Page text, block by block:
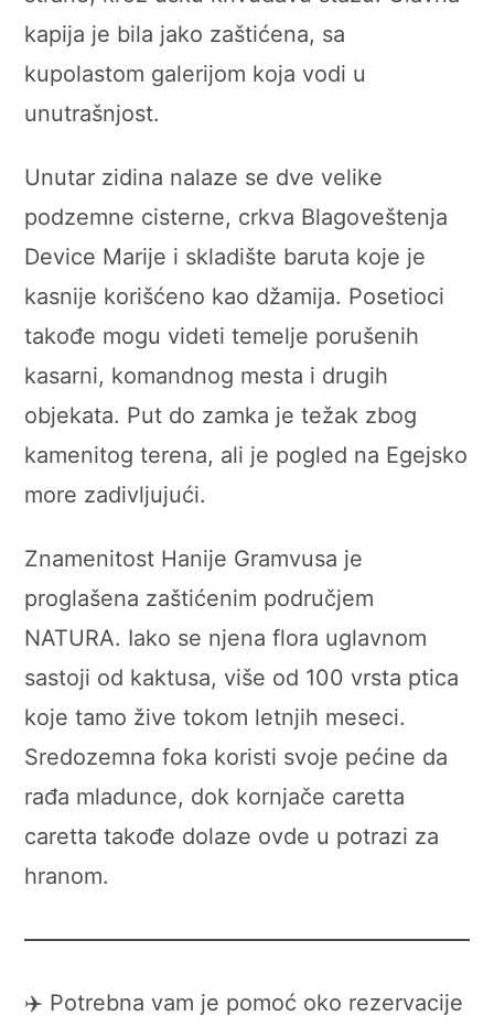
kapija je bila jako zaštićena, sa
kupolastom galerijom koja vodi u
unutrašnjost.
Unutar zidina nalaze se dve velike
podzemne cisterne, crkva Blagoveštenja
Device Marije i skladište baruta koje je
kasnije korišćeno kao džamija. Posetioci
takođe mogu videti temelje porušenih
kasarni, komandnog mesta i drugih
objekata. Put do zamka je težak zbog
kamenitog terena, ali je pogled na Egejsko
more zadivljujući.
Znamenitost Hanije Gramvusa je
proglašena zaštićenim područjem
NATURA. Iako se njena flora uglavnom
sastoji od kaktusa, više od 100 vrsta ptica
koje tamo žive tokom letnjih meseci.
Sredozemna foka koristi svoje pećine da
rađa mladunce, dok kornjače caretta
caretta takođe dolaze ovde u potrazi za
hranom.
✈️ Potrebna vam je pomoć oko rezervacije